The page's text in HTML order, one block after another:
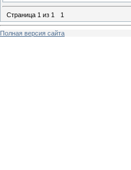
Страница 1 из 1 1
Полная версия сайта